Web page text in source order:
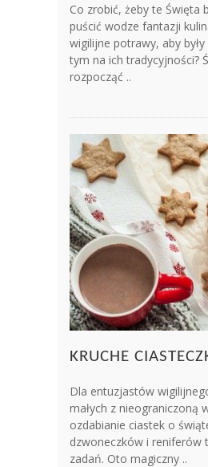
Co zrobić, żeby te Święta
puścić wodze fantazji
wigilijne potrawy, aby
tym na ich tradycyjności?
rozpocząć ..
KRUCHE
Dla entuzjastów
małych z nieograniczoną
ozdabianie ciastek o
dzwoneczków i reniferów
zadań. Oto magiczny ..